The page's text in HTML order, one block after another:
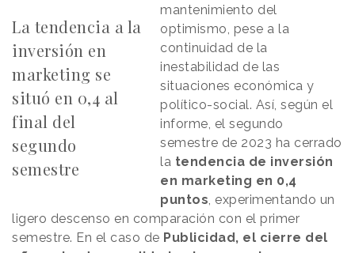
La tendencia a la
inversión en
marketing se
situó en 0,4 al
final del
segundo
semestre
mantenimiento del
optimismo, pese a la
continuidad de la
inestabilidad de las
situaciones económica y
político-social. Así, según el
informe, el segundo
semestre de 2023 ha cerrado
la tendencia de inversión
en marketing en 0,4
puntos, experimentando un
ligero descenso en comparación con el primer
semestre. En el caso de Publicidad, el cierre del